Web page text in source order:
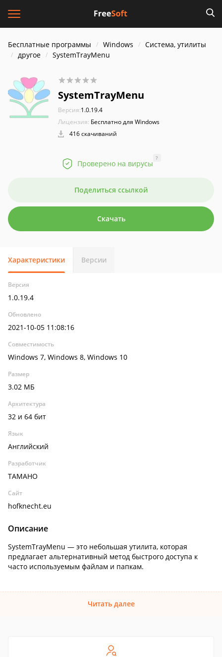
Бесплатные программы Windows
Система, утилиты
другое
SystemTrayMenu
SystemTrayMenu
Версия:1.0.19.4
Лицензия: Бесплатно для Windows
416 скачиваний
Проверено на вирусы
?
Поделиться ссылкой
Скачать
Характеристики Версии
Версия
1.0.19.4
Обновлено
2021-10-05 11:08:16
Совместимость
Windows 7, Windows 8, Windows 10
Размер
3.02 МБ
Архитектура
32 и 64 бит
Язык
Английский
Разработчик
TAMAHO
Сайт
hofknecht.eu
Описание
SystemTrayMenu — это небольшая утилита, которая
предлагает альтернативный метод быстрого доступа к
часто используемым файлам и папкам.
Читать далее